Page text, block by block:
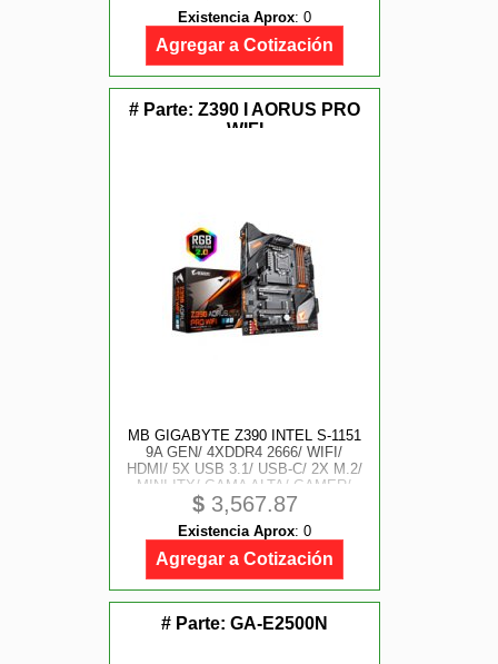
Existencia Aprox: 0
Agregar a Cotización
# Parte: Z390 I AORUS PRO
WIFI
MB GIGABYTE Z390 INTEL S-1151
9A GEN/ 4XDDR4 2666/ WIFI/
HDMI/ 5X USB 3.1/ USB-C/ 2X M.2/
MINI ITX/ GAMA ALTA/ GAMER/
RGB
$3,567.87
Existencia Aprox: 0
Agregar a Cotización
# Parte: GA-E2500N